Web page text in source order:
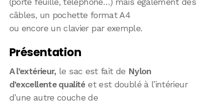
câbles, un pochette format A4
ou encore un clavier par exemple.
Présentation
A l’extérieur, le sac est fait de Nylon
d’excellente qualitéet est doublé à l’intérieur
d’une autre couche de